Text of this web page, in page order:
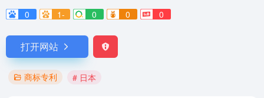
0
1- 0 0 0
打开网站
商标专利 # 日本